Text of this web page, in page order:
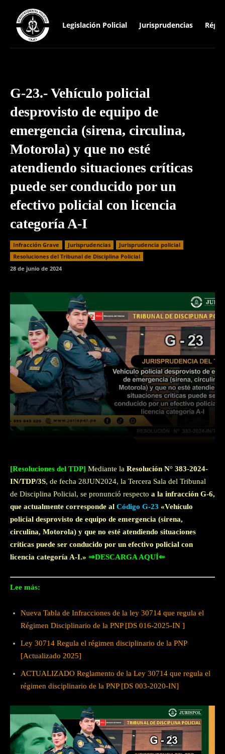
Legislación Policial Jurisprudencias
G-23.- Vehículo policial
desprovisto de equipo de
emergencia (sirena, circulina,
Motorola) y que no esté
atendiendo situaciones críticas
puede ser conducido por un
efectivo policial con licencia
categoría A-I
Infracción Grave Jurisprudencias
Jurisprudencia policial
Resoluciones del Tribunal de Disciplina Policial
28 de junio de 2024
WhatsApp
[Resoluciones del TDP] Mediante la Resolución N° 383-2024-
IN/TDP/3S, de fecha 28JUN2024, la Tercera Sala del Tribunal
de Disciplina Policial, se pronunció respecto a la infracción G-6,
que actualmente corresponde al Código G-23 «Vehículo
policial desprovisto de equipo de emergencia (sirena,
circulina, Motorola) y que no esté atendiendo situaciones
críticas puede ser conducido por un efectivo policial con
licencia categoría A-I.» ⇒DESCARGA AQUÍ⇐
Lee más:
Nueva Tabla de Infracciones de la ley 30714 que regula el
Régimen Disciplinario de la PNP [DS 016-2025-IN ]
Ley 30714 Regula el régimen disciplinario de la PNP
[Actualizado 2025]
ACTUALIZADO Reglamento de la Ley 30714 que regula el
régimen disciplinario de la PNP [DS 003-2020-IN]